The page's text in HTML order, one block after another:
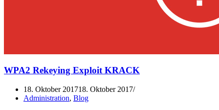
WPA2 Rekeying Exploit KRACK
18. Oktober 201718. Oktober 2017
Administration, Blog